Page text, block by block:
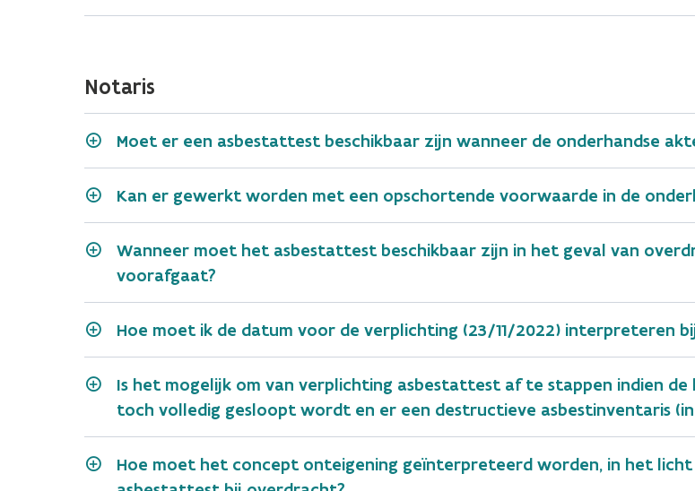
Notaris
Moet er een asbestattest beschikbaar zijn wanneer de onderhandse
Kan er gewerkt worden met een opschortende voorwaarde in de
Wanneer moet het asbestattest beschikbaar zijn in het geval van
voorafgaat?
Hoe moet ik de datum voor de verplichting (23/11/2022) interpreteren
Is het mogelijk om van verplichting asbestattest af te stappen indien
toch volledig gesloopt wordt en er een destructieve asbestinventaris
Hoe moet het concept onteigening geïnterpreteerd worden, in het